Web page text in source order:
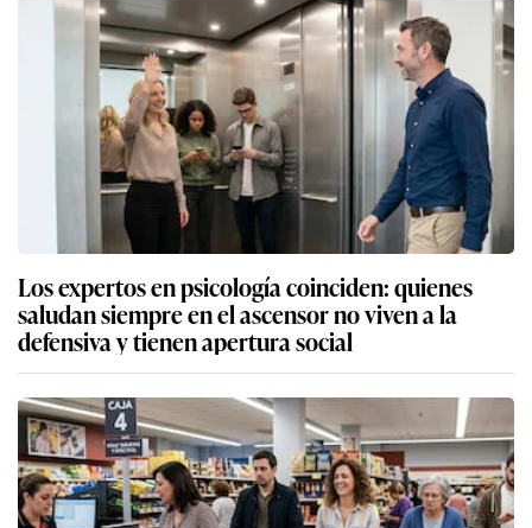
Los expertos en psicología coinciden: quienes
saludan siempre en el ascensor no viven a la
defensiva y tienen apertura social